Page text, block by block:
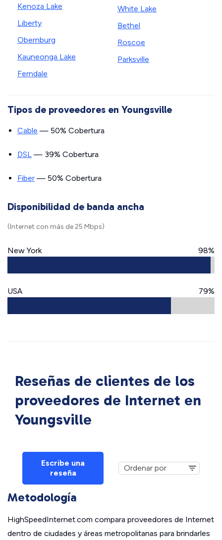
Kenoza Lake
Liberty
Obernburg
Kauneonga Lake
Ferndale
White Lake
Bethel
Roscoe
Parksville
Tipos de proveedores en Youngsville
Cable — 50% Cobertura
DSL — 39% Cobertura
Fiber — 50% Cobertura
Disponibilidad de banda ancha
(Internet con más de 25 Mbps)
New York 98%
USA 79%
Reseñas de clientes de los
proveedores de Internet en
Youngsville
Escribe una
reseña
Metodología
HighSpeedInternet.com compara proveedores de Internet
dentro de ciudades y áreas metropolitanas para brindarles